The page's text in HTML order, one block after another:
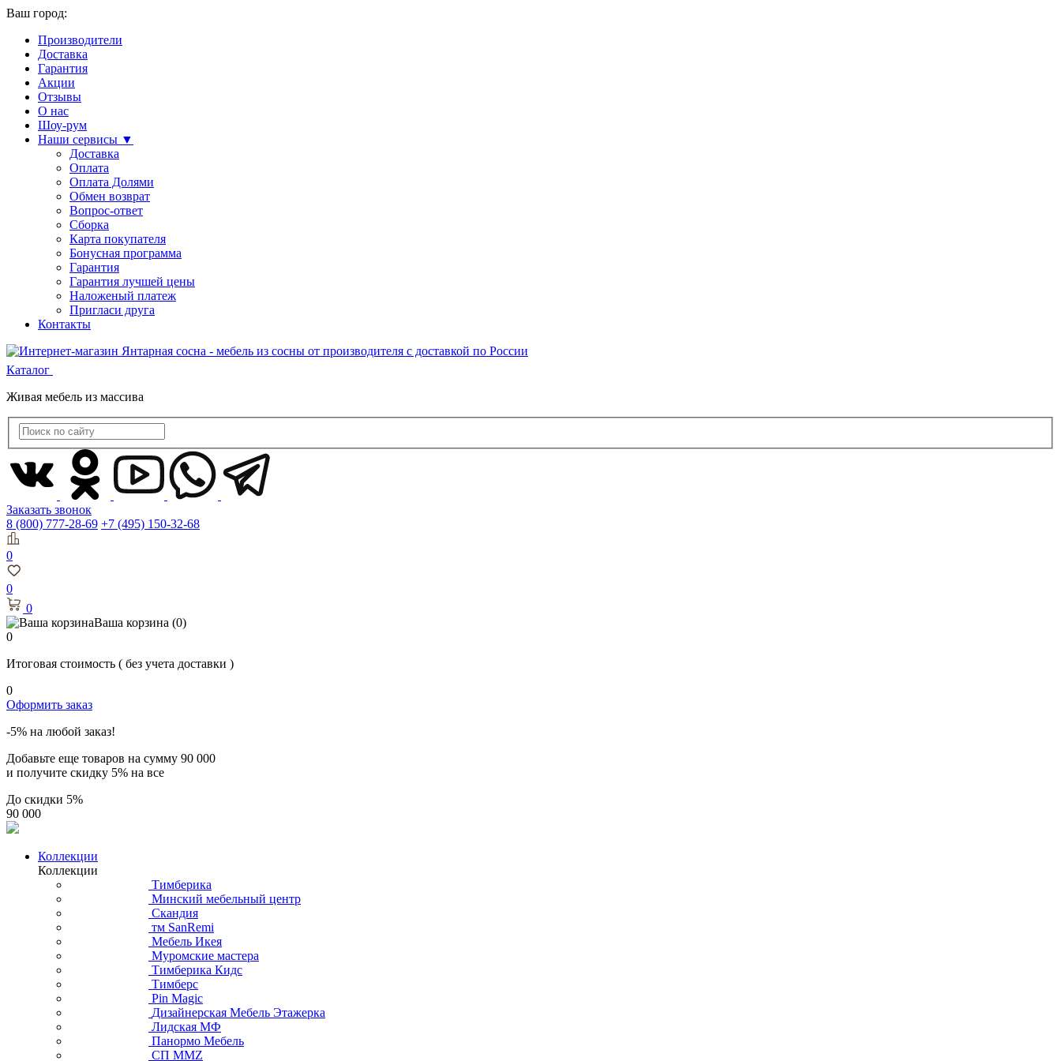
Ваш город:
Производители
Доставка
Гарантия
Акции
Отзывы
О нас
Шоу-рум
Наши сервисы ▼
Доставка
Оплата
Оплата Долями
Обмен возврат
Вопрос-ответ
Сборка
Карта покупателя
Бонусная программа
Гарантия
Гарантия лучшей цены
Наложеный платеж
Пригласи друга
Контакты
Каталог
Живая мебель из массива
Заказать звонок
8 (800) 777-28-69 +7 (495) 150-32-68
0
0
0
Ваша корзина (0)
0
Итоговая стоимость ( без учета доставки )
0
Оформить заказ
-5% на любой заказ!
Добавьте еще товаров на сумму 90 000
и получите скидку 5% на все
До скидки 5%
90 000
Коллекции
Коллекции
Тимберика
Минский мебельный центр
Скандия
тм SanRemi
Мебель Икея
Муромские мастера
Тимберика Кидс
Тимберс
Pin Magic
Дизайнерская Мебель Этажерка
Лидская МФ
Панормо Мебель
СП ММZ